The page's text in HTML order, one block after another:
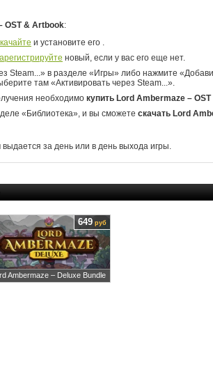
OST & Artbook:
и установите его .
новый, если у вас его еще нет.
Steam...» в разделе «Игры» либо нажмите
там «Активировать через Steam...».
необходимо купить Lord Ambermaze –
«Библиотека», и вы сможете скачать Lord
за день или в день выхода игры.
Ambermaze – Deluxe Bundle
649 руб